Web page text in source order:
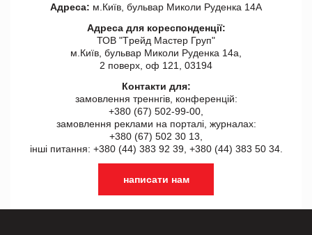
Адреса: м.Київ, бульвар Миколи Руденка 14А
Адреса для кореспонденції:
ТОВ "Tрейд Мастер Груп"
м.Київ, бульвар Миколи Руденка 14а,
2 поверх, оф 121, 03194
Контакти для:
замовлення треннгів, конференцій:
+380 (67) 502-99-00,
замовлення реклами на порталі, журналах:
+380 (67) 502 30 13,
інші питання: +380 (44) 383 92 39, +380 (44) 383 50 34.
написати нам